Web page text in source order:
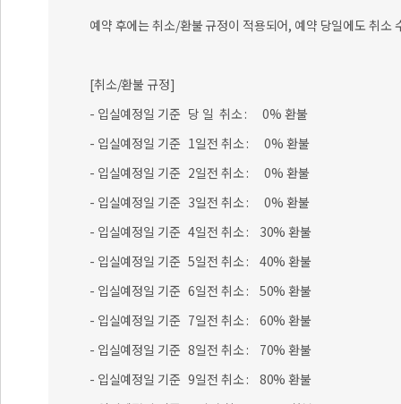
예약 후에는 취소/환불 규정이 적용되어, 예약 당일에도 취소
[취소/환불 규정]
- 입실예정일 기준 당 일 취소 : 0% 환불
- 입실예정일 기준 1일전 취소 : 0% 환불
- 입실예정일 기준 2일전 취소 : 0% 환불
- 입실예정일 기준 3일전 취소 : 0% 환불
- 입실예정일 기준 4일전 취소 : 30% 환불
- 입실예정일 기준 5일전 취소 : 40% 환불
- 입실예정일 기준 6일전 취소 : 50% 환불
- 입실예정일 기준 7일전 취소 : 60% 환불
- 입실예정일 기준 8일전 취소 : 70% 환불
- 입실예정일 기준 9일전 취소 : 80% 환불